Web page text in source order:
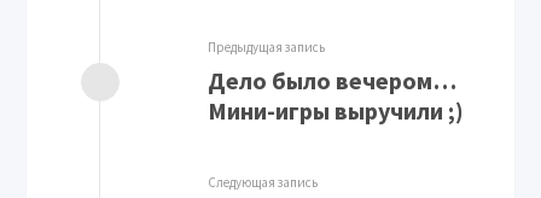
Предыдущая запись
Дело было вечером…
Мини-игры выручили ;)
Следующая запись